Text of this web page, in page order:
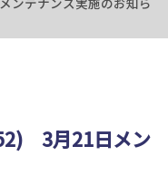
3月21日メン